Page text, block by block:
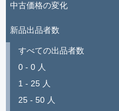
中古価格の変化
新品出品者数
すべての出品者数
0 - 0 人
1 - 25 人
25 - 50 人